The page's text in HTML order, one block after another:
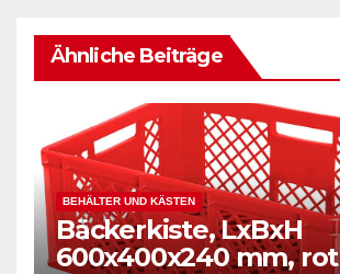
Ähnliche Beiträge
BEHÄLTER UND KÄSTEN
Bäckerkiste, LxBxH
600x400x240 mm, rot